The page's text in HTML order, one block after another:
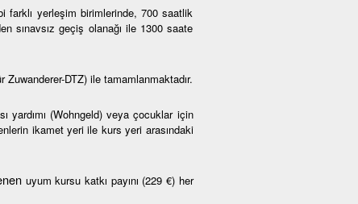
farklı yerleşim birimlerinde, 700 saatlik
sınavsız geçiş olanağı ile 1300 saate
DTZ) ile tamamlanmaktadır.
yardımı (Wohngeld) veya çocuklar için
ikamet yeri ile kurs yeri arasındaki
uyum kursu katkı payını (229 €) her